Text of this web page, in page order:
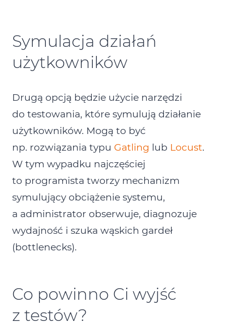
Symulacja działań
użytkowników
Drugą opcją będzie użycie narzędzi
do testowania, które symulują działanie
użytkowników. Mogą to być
np. rozwiązania typu Gatling lub Locust.
W tym wypadku najczęściej
to programista tworzy mechanizm
symulujący obciążenie systemu,
a administrator obserwuje, diagnozuje
wydajność i szuka wąskich gardeł
(bottlenecks).
Co powinno Ci wyjść
z testów?